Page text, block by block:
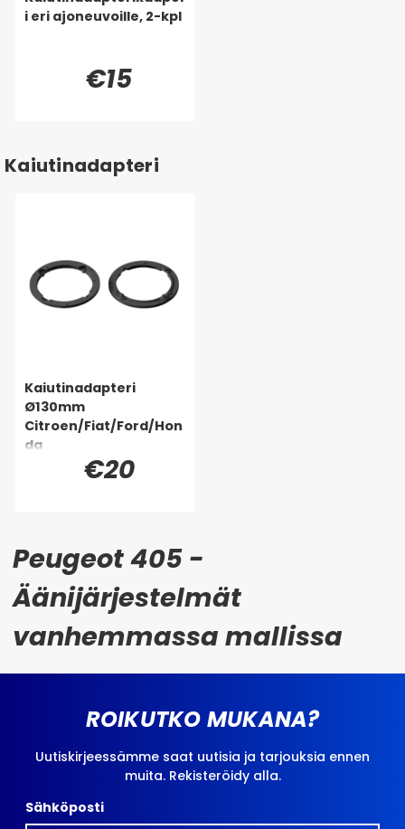
i eri ajoneuvoille, 2-kpl
€15
Kaiutinadapteri
Kaiutinadapteri
Ø130mm
Citroen/Fiat/Ford/Hon
da
€20
Peugeot 405 -
Äänijärjestelmät
vanhemmassa mallissa
ROIKUTKO MUKANA?
Uutiskirjeessämme saat uutisia ja tarjouksia ennen
muita. Rekisteröidy alla.
Sähköposti